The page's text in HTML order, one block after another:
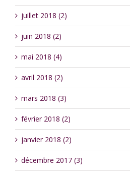
juillet 2018 (2)
juin 2018 (2)
mai 2018 (4)
avril 2018 (2)
mars 2018 (3)
février 2018 (2)
janvier 2018 (2)
décembre 2017 (3)